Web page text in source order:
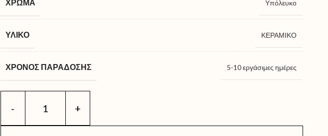
ΧΡΏΜΑ Υπόλευκο
ΥΛΙΚΌ ΚΕΡΑΜΙΚΟ
ΧΡΌΝΟΣ ΠΑΡΆΔΟΣΗΣ 5-10 εργάσιμες ημέρες